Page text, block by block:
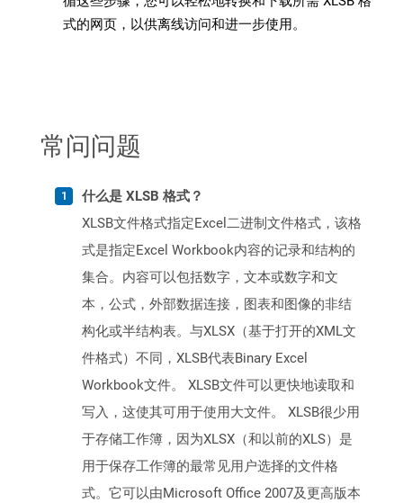
式的网页，以供离线访问和进一步使用。
常问问题
什么是 XLSB 格式？
XLSB文件格式指定Excel二进制文件格式，该格
式是指定Excel Workbook内容的记录和结构的
集合。内容可以包括数字，文本或数字和文
本，公式，外部数据连接，图表和图像的非结
构化或半结构表。与XLSX（基于打开的XML文
件格式）不同，XLSB代表Binary Excel
Workbook文件。 XLSB文件可以更快地读取和
写入，这使其可用于使用大文件。 XLSB很少用
于存储工作簿，因为XLSX（和以前的XLS）是
用于保存工作簿的最常见用户选择的文件格
式。它可以由Microsoft Office 2007及更高版本